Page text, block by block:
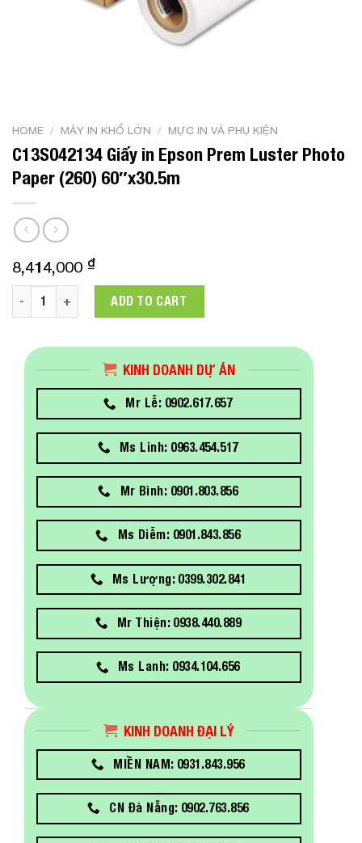
HOME / MÁY IN KHỔ LỚN / MỰC IN VÀ PHỤ KIỆN
C13S042134 Giấy in Epson Prem Luster Photo
Paper (260) 60″x30.5m
8,414,000 ₫
C13S042134 Giấy in Epson Prem Luster Photo Paper (260)
ADD TO CART
KINH DOANH DỰ ÁN
Mr Lễ: 0902.617.657
Ms Linh: 0963.454.517
Mr Bình: 0901.803.856
Ms Diễm: 0901.843.856
Ms Lượng: 0399.302.841
Mr Thiện: 0938.440.889
Ms Lanh: 0934.104.656
KINH DOANH ĐẠI LÝ
MIỀN NAM: 0931.843.956
CN Đà Nẵng: 0902.763.856